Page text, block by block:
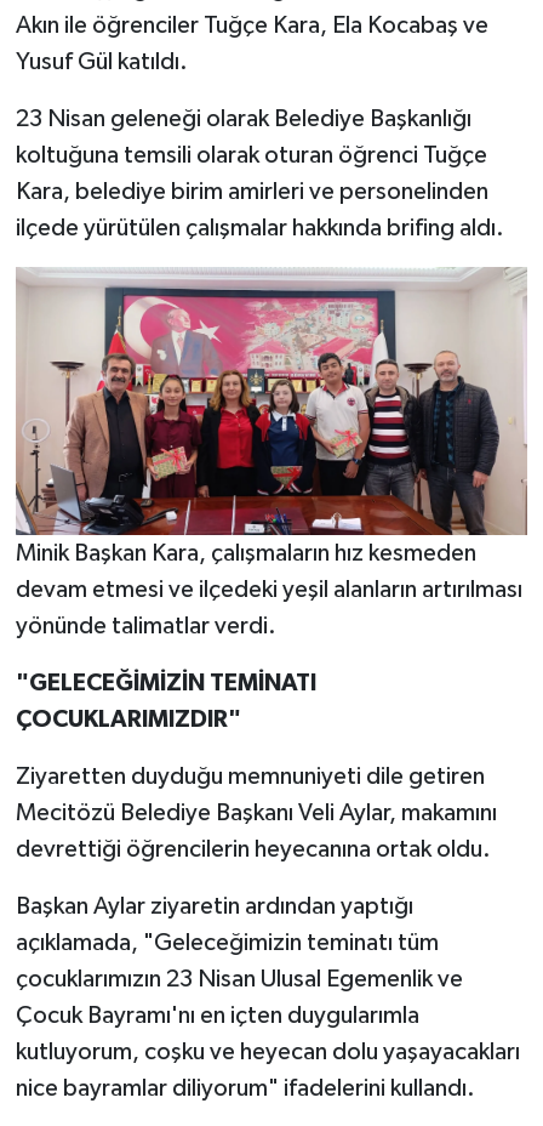
Akın ile öğrenciler Tuğçe Kara, Ela Kocabaş ve
Yusuf Gül katıldı.
23 Nisan geleneği olarak Belediye Başkanlığı
koltuğuna temsili olarak oturan öğrenci Tuğçe
Kara, belediye birim amirleri ve personelinden
ilçede yürütülen çalışmalar hakkında brifing aldı.
Minik Başkan Kara, çalışmaların hız kesmeden
devam etmesi ve ilçedeki yeşil alanların artırılması
yönünde talimatlar verdi.
"GELECEĞİMİZİN TEMİNATI
ÇOCUKLARIMIZDIR"
Ziyaretten duyduğu memnuniyeti dile getiren
Mecitözü Belediye Başkanı Veli Aylar, makamını
devrettiği öğrencilerin heyecanına ortak oldu.
Başkan Aylar ziyaretin ardından yaptığı
açıklamada, "Geleceğimizin teminatı tüm
çocuklarımızın 23 Nisan Ulusal Egemenlik ve
Çocuk Bayramı'nı en içten duygularımla
kutluyorum, coşku ve heyecan dolu yaşayacakları
nice bayramlar diliyorum" ifadelerini kullandı.